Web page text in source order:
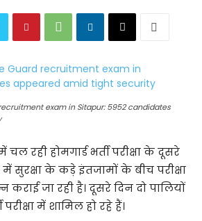
exam in Sitapur: 5952 candidates
चल रही होमगार्ड भर्ती परीक्षा के दूसरे
सुरक्षा के कड़े इंतजामों के बीच परीक्षा
कराई जा रही है। दूसरे दिन दो पालियों
में शामिल हो रहे हैं।